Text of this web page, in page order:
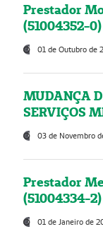
Prestador
(51004352-0)
01 de Outubro de
MUDANÇA
SERVIÇOS
03 de Novembro
Prestador
(51004334-2)
01 de Janeiro de